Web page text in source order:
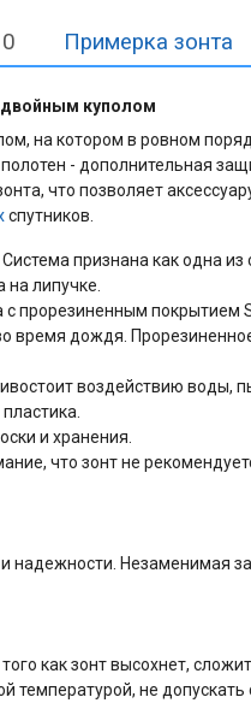
двойным куполом
на котором в ровном
- дополнительная
что позволяет
спутников.
признана как одна
липучке.
прорезиненным
время дождя.
воздействию воды,
и хранения.
что зонт не
надежности. Незаменимая
как зонт высохнет,
не
0 Примерка зонта